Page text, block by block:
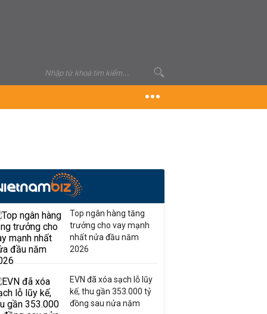
Top ngân hàng tăng
trưởng cho vay mạnh
nhất nửa đầu năm
2026
EVN đã xóa sạch lỗ lũy
kế, thu gần 353.000 tỷ
đồng sau nửa năm